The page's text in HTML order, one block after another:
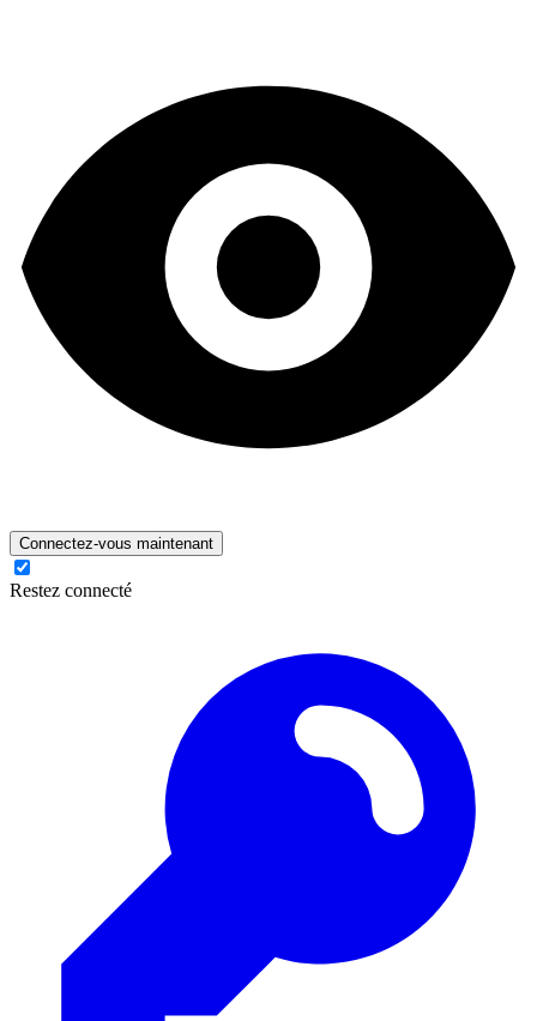
Connectez-vous maintenant
Restez connecté